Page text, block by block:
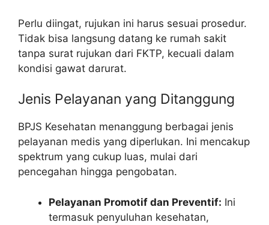
Perlu diingat, rujukan ini harus sesuai prosedur.
Tidak bisa langsung datang ke rumah sakit
tanpa surat rujukan dari FKTP, kecuali dalam
kondisi gawat darurat.
Jenis Pelayanan yang Ditanggung
BPJS Kesehatan menanggung berbagai jenis
pelayanan medis yang diperlukan. Ini mencakup
spektrum yang cukup luas, mulai dari
pencegahan hingga pengobatan.
Pelayanan Promotif dan Preventif: Ini
termasuk penyuluhan kesehatan,